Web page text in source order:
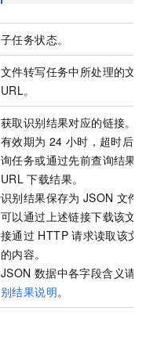
子任务状态。
文件转写任务中所处理的文
URL。
获取识别结果对应的链接。
有效期为 24 小时，超时后
询任务或通过先前查询结果
URL 下载结果。
识别结果保存为 JSON 文件
可以通过上述链接下载该文
接通过 HTTP 请求读取该文
的内容。
JSON 数据中各字段含义请
别结果说明。